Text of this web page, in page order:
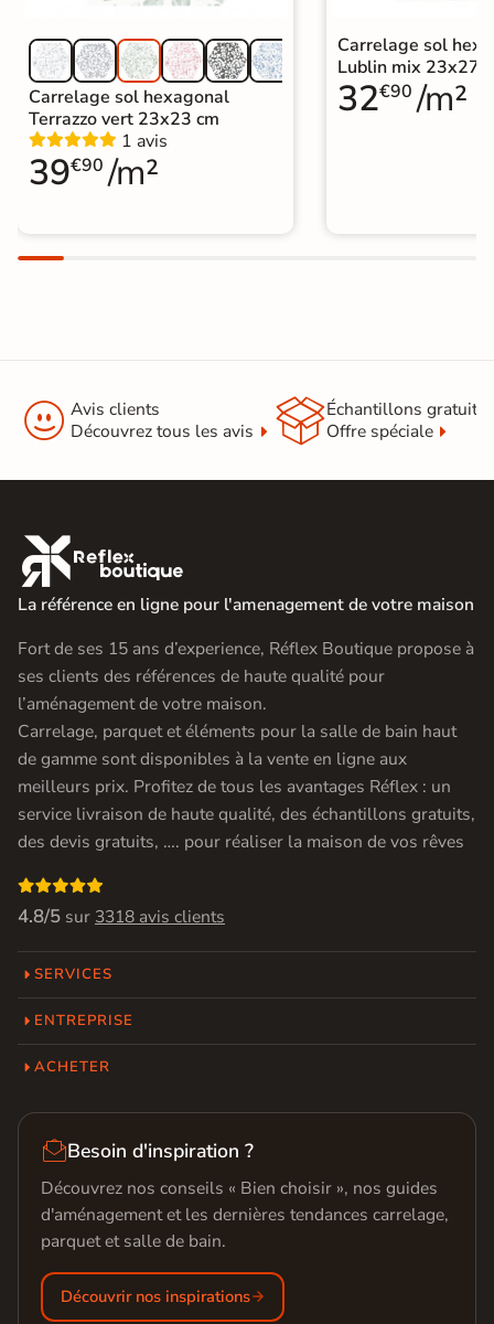
Carrelage sol hexagonal
Terrazzo vert 23x23 cm
1 avis
39€90 /m²
Carrelage sol
Lublin mix 23x27
32€90 /m²
 Avis clients
Découvrez tous les avis
Échantillons gratuit
Offre spéciale

La référence en ligne pour l'amenagement de votre maison
Fort de ses 15 ans d’experience, Réflex Boutique propose à
ses clients des références de haute qualité pour
l’aménagement de votre maison.
Carrelage, parquet et éléments pour la salle de bain haut
de gamme sont disponibles à la vente en ligne aux
meilleurs prix. Profitez de tous les avantages Réflex : un
service livraison de haute qualité, des échantillons gratuits,
des devis gratuits, …. pour réaliser la maison de vos rêves

4.8/5 sur 3318 avis clients
SERVICES
ENTREPRISE
ACHETER
Besoin d'inspiration ?
Découvrez nos conseils « Bien choisir », nos guides
d'aménagement et les dernières tendances carrelage,
parquet et salle de bain.
Découvrir nos inspirations